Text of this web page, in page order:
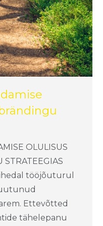
OLULISUS
tööjõuturul
Ettevõtted
tähelepanu